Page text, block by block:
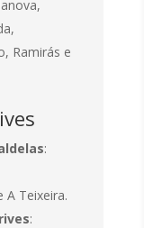
Ramirás e
:
A Teixeira.
: